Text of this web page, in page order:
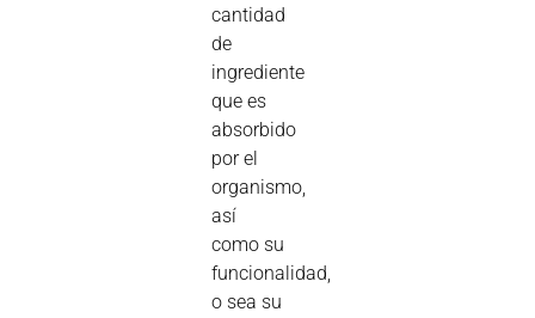
cantidad
de
ingrediente
que es
absorbido
por el
organismo,
así
como su
funcionalidad,
o sea su